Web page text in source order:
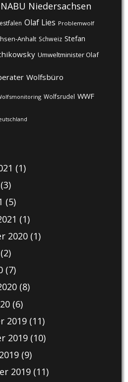
NABU Niedersachsen
Olaf Lies Problemwolf
Anhalt Schweiz Stefan
Umweltminister Olaf
Wolfsbüro
Wolfsrudel WWF
(1)
(3)
(5)
(1)
2020(1)
(7)
(8)
(6)
2019(11)
2019(10)
(9)
2019(11)